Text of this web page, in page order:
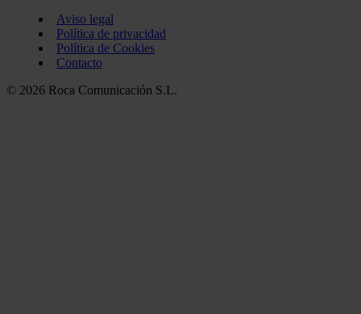
Aviso legal
Política de privacidad
Política de Cookies
Contacto
© 2026 Roca Comunicación S.L.